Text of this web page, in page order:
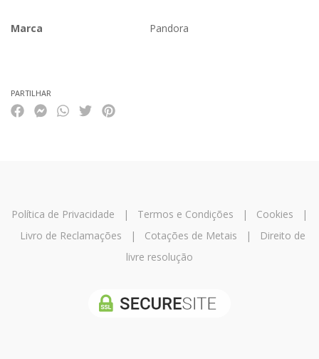
Marca
Pandora
PARTILHAR
Política de Privacidade | Termos e Condições | Cookies |
Livro de Reclamações | Cotações de Metais |
Direito de
livre resolução